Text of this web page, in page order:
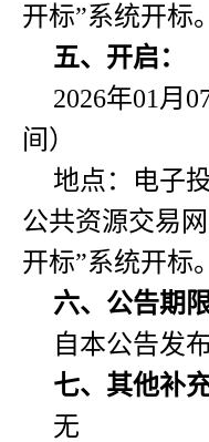
开标”系统开标。
五、开启：
2026年01月
间）
地点：电子
公共资源交易
开标”系统开标。
六、公告期限
自本公告发
七、其他补
无